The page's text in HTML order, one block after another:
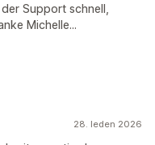
Support schnell,
Michelle...
28. leden 2026